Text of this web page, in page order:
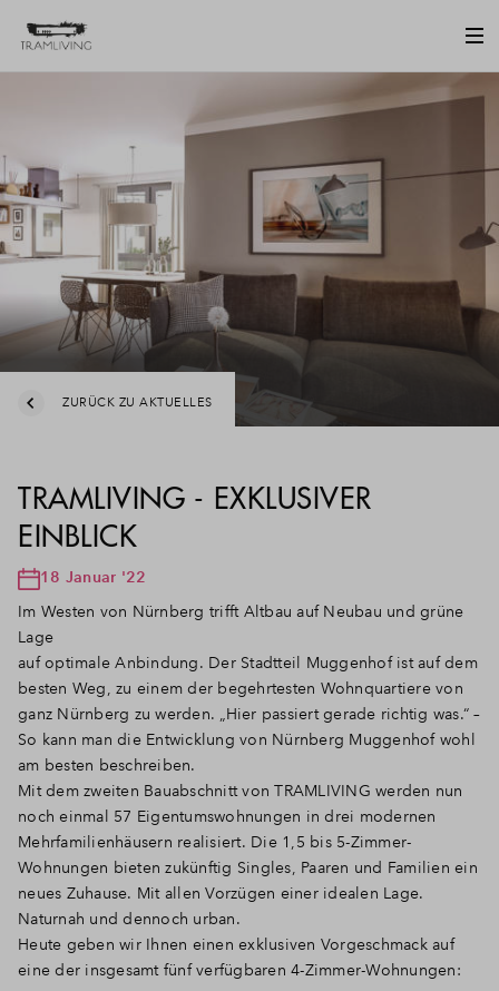
ZURÜCK ZU AKTUELLES
TRAMLIVING - EXKLUSIVER
EINBLICK
18 Januar '22
Im Westen von Nürnberg trifft Altbau auf Neubau und grüne
Lage
auf optimale Anbindung. Der Stadtteil Muggenhof ist auf dem
besten Weg, zu einem der begehrtesten Wohnquartiere von
ganz Nürnberg zu werden. „Hier passiert gerade richtig was.“ –
So kann man die Entwicklung von Nürnberg Muggenhof wohl
am besten beschreiben.
Mit dem zweiten Bauabschnitt von TRAMLIVING werden nun
noch einmal 57 Eigentumswohnungen in drei modernen
Mehrfamilienhäusern realisiert. Die 1,5 bis 5-Zimmer-
Wohnungen bieten zukünftig Singles, Paaren und Familien ein
neues Zuhause. Mit allen Vorzügen einer idealen Lage.
Naturnah und dennoch urban.
Heute geben wir Ihnen einen exklusiven Vorgeschmack auf
eine der insgesamt fünf verfügbaren 4-Zimmer-Wohnungen: